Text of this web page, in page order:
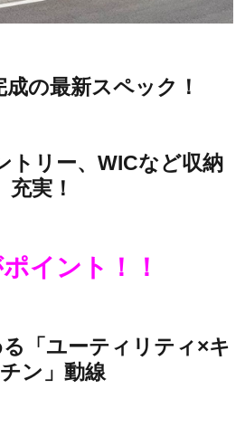
の最新スペック！
トリー、WICなど収納
充実！
イント！！
「ユーティリティ×キ
ン」動線